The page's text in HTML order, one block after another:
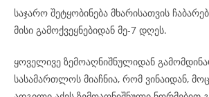
საჯარო შეტყობინება მხარისათვის
მისი გამოქვეყნებიდან მე-7 დღეს.
ყოველივე ზემოაღნიშნულიდან
სასამართლოს მიაჩნია, რომ ვინაიდან,